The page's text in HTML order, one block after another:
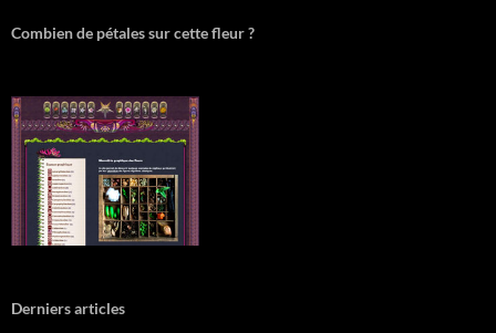
Combien de pétales sur cette fleur ?
Derniers articles